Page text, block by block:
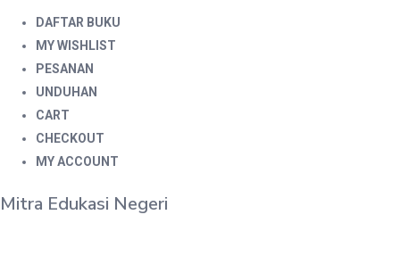
DAFTAR BUKU
MY WISHLIST
PESANAN
UNDUHAN
CART
CHECKOUT
MY ACCOUNT
Mitra Edukasi Negeri